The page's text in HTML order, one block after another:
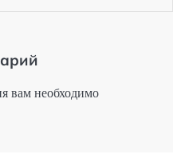
вам необходимо